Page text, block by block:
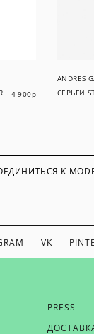
4 900р
ANDRES
СЕРЬГИ
К
VK
PRESS
ВЫ ХОТИТЕ БЫТЬ В